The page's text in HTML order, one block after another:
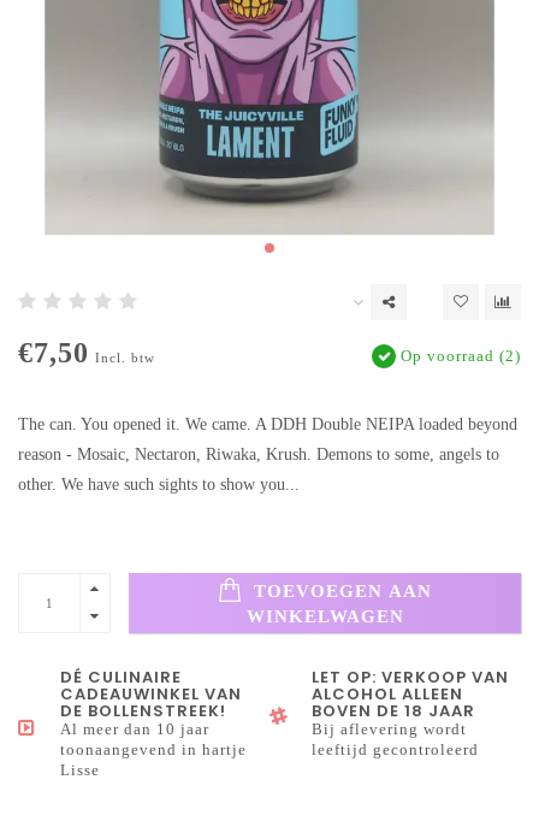
€7,50 Incl. btw Op voorraad (2)
The can. You opened it. We came. A DDH Double NEIPA loaded beyond
reason - Mosaic, Nectaron, Riwaka, Krush. Demons to some, angels to
other. We have such sights to show you...
TOEVOEGEN AAN
WINKELWAGEN
DÉ CULINAIRE
CADEAUWINKEL VAN
DE BOLLENSTREEK!
Al meer dan 10 jaar
toonaangevend in hartje
Lisse
LET OP: VERKOOP VAN
ALCOHOL ALLEEN
BOVEN DE 18 JAAR
Bij aflevering wordt
leeftijd gecontroleerd